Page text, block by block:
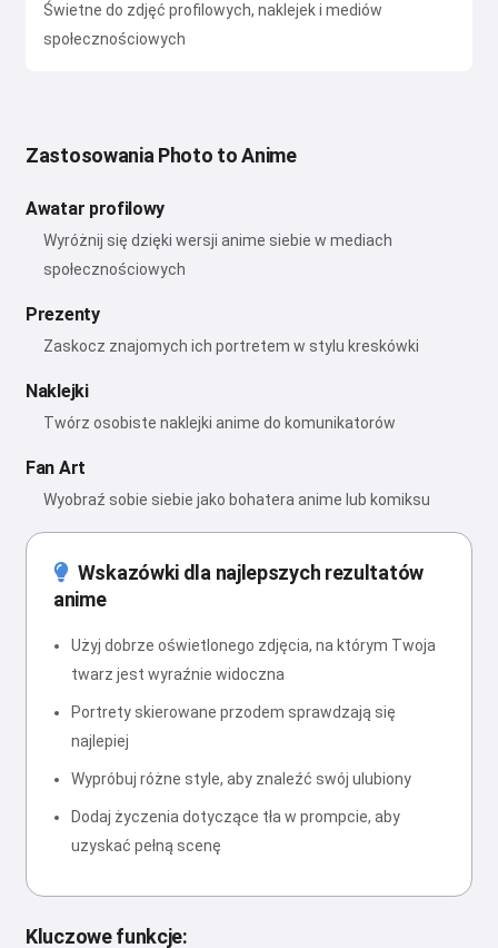
Świetne do zdjęć profilowych, naklejek i mediów
społecznościowych
Zastosowania Photo to Anime
Awatar profilowy
Wyróżnij się dzięki wersji anime siebie w mediach
społecznościowych
Prezenty
Zaskocz znajomych ich portretem w stylu kreskówki
Naklejki
Twórz osobiste naklejki anime do komunikatorów
Fan Art
Wyobraź sobie siebie jako bohatera anime lub komiksu
Wskazówki dla najlepszych rezultatów
anime
Użyj dobrze oświetlonego zdjęcia, na którym Twoja
twarz jest wyraźnie widoczna
Portrety skierowane przodem sprawdzają się
najlepiej
Wypróbuj różne style, aby znaleźć swój ulubiony
Dodaj życzenia dotyczące tła w prompcie, aby
uzyskać pełną scenę
Kluczowe funkcje: